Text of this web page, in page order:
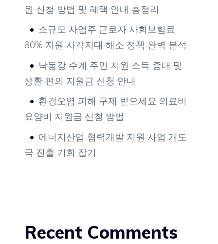
원 신청 방법 및 혜택 안내 총정리
소규모 사업주 근로자 사회보험료
80% 지원 사각지대 해소 정책 완벽 분석
낙동강 수계 주민 지원 소득 증대 및
생활 편의 지원금 신청 안내
환경오염 피해 구제 받으세요 의료비
요양비 지원금 신청 방법
에너지산업 협력개발 지원 사업 개도
국 진출 기회 잡기
Recent Comments